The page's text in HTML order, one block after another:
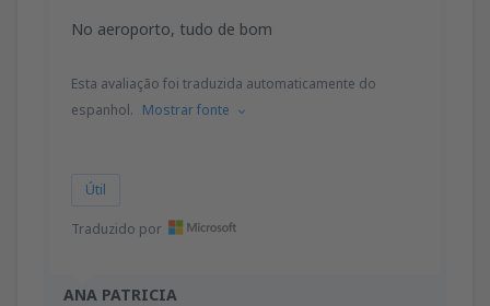
ANA PATRICIA
No aeroporto, tudo de bom
Esta avaliação foi traduzida automaticamente do
espanhol. Mostrar fonte
Útil
Traduzido por